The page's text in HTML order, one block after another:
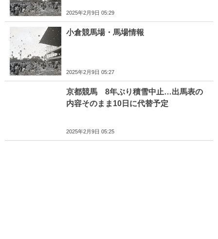
2025年2月9日 05:29
小倉競馬場・馬場情報
2025年2月9日 05:27
京都競馬 8年ぶり積雪中止…出馬表の
内容そのまま10日に代替予定
2025年2月9日 05:25